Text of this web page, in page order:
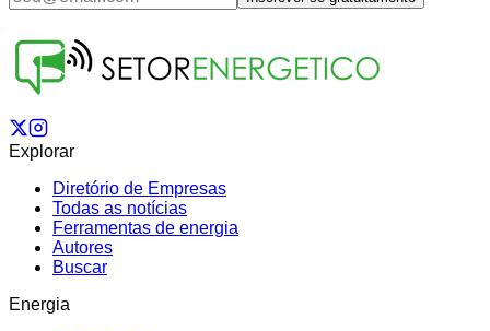
Explorar
Diretório de Empresas
Todas as notícias
Ferramentas de energia
Autores
Buscar
Energia